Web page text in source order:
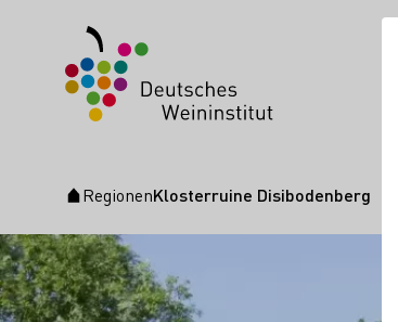
Startseite
RegionenKlosterruine Disibodenberg